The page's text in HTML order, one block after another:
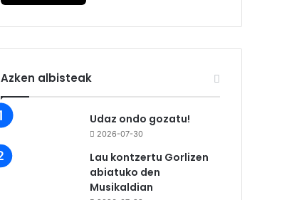
Azken albisteak
Udaz ondo gozatu!
2026-07-30
Lau kontzertu Gorlizen
abiatuko den
Musikaldian